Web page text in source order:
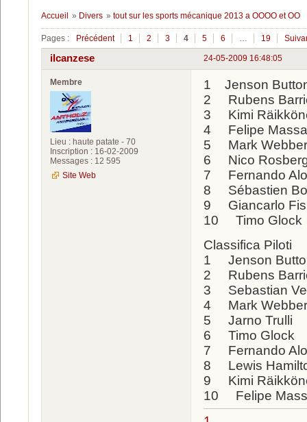
Accueil » Divers » tout sur les sports mécanique 2013 a OOOO et OO
Pages : Précédent 1 2 3 4 5 6 … 19
24-05-2009 16:48:05
ilcanzese
Membre
Lieu : haute patate - 70
Inscription : 16-02-2009
Messages : 12 595
Site Web
1 Jenson
2 Rubens
3 Kimi
4 Felipe
5 Mark
6 Nico
7 Fernando
8 Sébastien
9 Giancarlo
10 Timo
Classifica Piloti
1 Jenson
2 Rubens
3 Sebastian
4 Mark
5 Jarno Trulli
6 Timo
7 Fernando
8 Lewis
9 Kimi
10 Felipe